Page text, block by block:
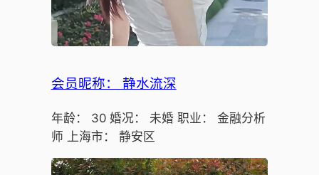
会员昵称： 静水流深
年龄： 30 婚况： 未婚 职业： 金融分析
师 上海市： 静安区